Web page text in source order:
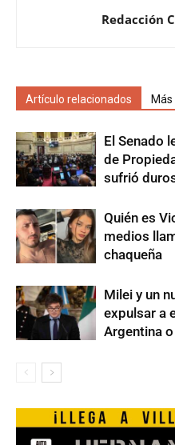
Redacción
Artículo relacionados Más
El Senado
de
sufrió
Quién es
medios
chaqueña
Milei y un
expulsar a
Argentina